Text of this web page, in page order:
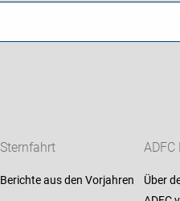
Sternfahrt
Berichte aus den Vorjahren
Über